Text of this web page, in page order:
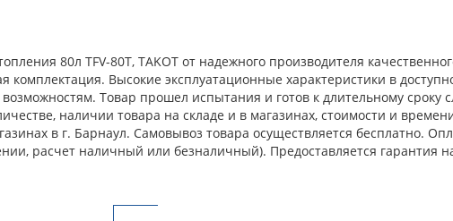
80л TFV-80T, TAKOT от надежного производителя
комплектация. Высокие эксплуатационные характеристики в
Товар прошел испытания и готов к длительному сроку
наличии товара на складе и в магазинах, стоимости и
в г. Барнаул. Самовывоз товара осуществляется бесплатно.
расчет наличный или безналичный). Предоставляется гарантия